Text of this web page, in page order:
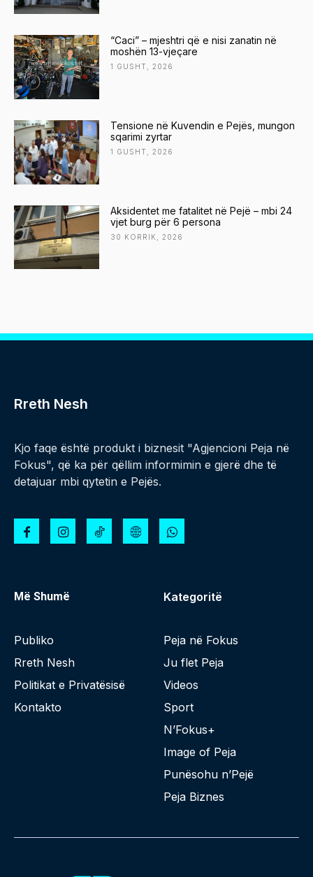
“Caci” – mjeshtri që e nisi zanatin në
moshën 13-vjeçare
1 GUSHT, 2026
Tensione në Kuvendin e Pejës, mungon
sqarimi zyrtar
1 GUSHT, 2026
Aksidentet me fatalitet në Pejë – mbi 24
vjet burg për 6 persona
30 KORRIK, 2026
Rreth Nesh
Kjo faqe është produkt i biznesit "Agjencioni Peja në
Fokus", që ka për qëllim informimin e gjerë dhe të
detajuar mbi qytetin e Pejës.
Më Shumë
Publiko
Rreth Nesh
Politikat e Privatësisë
Kontakto
Kategoritë
Peja në Fokus
Ju flet Peja
Videos
Sport
N’Fokus+
Image of Peja
Punësohu n’Pejë
Peja Biznes